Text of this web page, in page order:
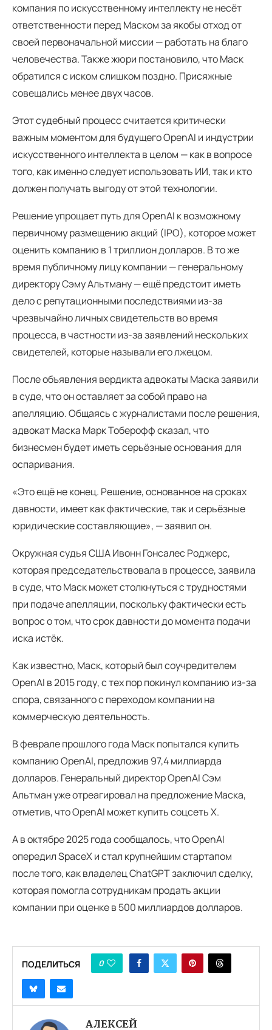
компания по искусственному интеллекту не несёт
ответственности перед Маском за якобы отход от
своей первоначальной миссии — работать на благо
человечества. Также жюри постановило, что Маск
обратился с иском слишком поздно. Присяжные
совещались менее двух часов.
Этот судебный процесс считается критически
важным моментом для будущего OpenAI и индустрии
искусственного интеллекта в целом — как в вопросе
того, как именно следует использовать ИИ, так и кто
должен получать выгоду от этой технологии.
Решение упрощает путь для OpenAI к возможному
первичному размещению акций (IPO), которое может
оценить компанию в 1 триллион долларов. В то же
время публичному лицу компании — генеральному
директору Сэму Альтману — ещё предстоит иметь
дело с репутационными последствиями из-за
чрезвычайно личных свидетельств во время
процесса, в частности из-за заявлений нескольких
свидетелей, которые называли его лжецом.
После объявления вердикта адвокаты Маска заявили
в суде, что он оставляет за собой право на
апелляцию. Общаясь с журналистами после решения,
адвокат Маска Марк Тоберофф сказал, что
бизнесмен будет иметь серьёзные основания для
оспаривания.
«Это ещё не конец. Решение, основанное на сроках
давности, имеет как фактические, так и серьёзные
юридические составляющие», — заявил он.
Окружная судья США Ивонн Гонсалес Роджерс,
которая председательствовала в процессе, заявила
в суде, что Маск может столкнуться с трудностями
при подаче апелляции, поскольку фактически есть
вопрос о том, что срок давности до момента подачи
иска истёк.
Как известно, Маск, который был соучредителем
OpenAI в 2015 году, с тех пор покинул компанию из-за
спора, связанного с переходом компании на
коммерческую деятельность.
В феврале прошлого года Маск попытался купить
компанию OpenAI, предложив 97,4 миллиарда
долларов. Генеральный директор OpenAI Сэм
Альтман уже отреагировал на предложение Маска,
отметив, что OpenAI может купить соцсеть Х.
А в октябре 2025 года сообщалось, что OpenAI
опередил SpaceX и стал крупнейшим стартапом
после того, как владелец ChatGPT заключил сделку,
которая помогла сотрудникам продать акции
компании при оценке в 500 миллиардов долларов.
ПОДЕЛИТЬСЯ 0
АЛЕКСЕЙ